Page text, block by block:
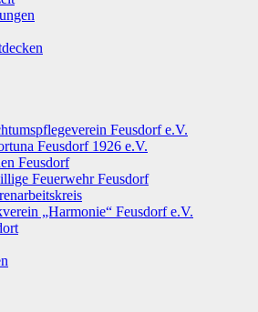
Feusdorf e.V.
Feusdorf 1926 e.V.
Feusdorf
Feuerwehr Feusdorf
„Harmonie“ Feusdorf e.V.